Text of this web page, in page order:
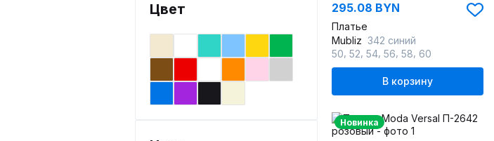
Цвет 295.08 BYN
Платье
Mubliz 342 синий
50 52 54 56 58 60
В корзину
Новинка